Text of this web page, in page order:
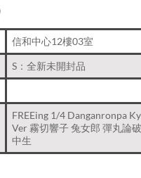
信和中心12樓03室
S：全新未開封品
FREEing 1/4 Danganronpa
Ver 霧切響子 兔女郎 彈丸論
中生